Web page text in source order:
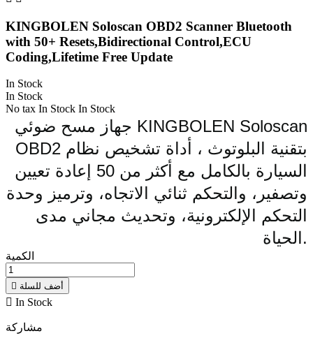
KINGBOLEN Soloscan OBD2 Scanner Bluetooth
with 50+ Resets,Bidirectional Control,ECU
Coding,Lifetime Free Update
In Stock
In Stock
No tax In Stock In Stock
جهاز مسح ضوئي KINGBOLEN Soloscan
OBD2 بتقنية البلوتوث ، أداة تشخيص نظام
السيارة بالكامل مع أكثر من 50 إعادة تعيين
وتصفير، والتحكم ثنائي الاتجاه، وترميز وحدة
التحكم الإلكترونية، وتحديث مجاني مدى
الحياة.
الكمية
 أضف للسلة
 In Stock
مشاركة